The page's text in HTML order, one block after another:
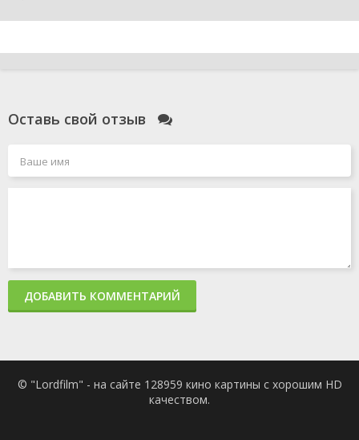
Оставь свой отзыв
ДОБАВИТЬ КОММЕНТАРИЙ
© "Lordfilm" - на сайте 128959 кино картины с хорошим HD
качеством.